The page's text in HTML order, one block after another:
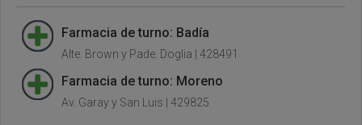
Farmacia de turno: Badía
Alte. Brown y Pade. Doglia | 428491
Farmacia de turno: Moreno
Av. Garay y San Luis | 429825